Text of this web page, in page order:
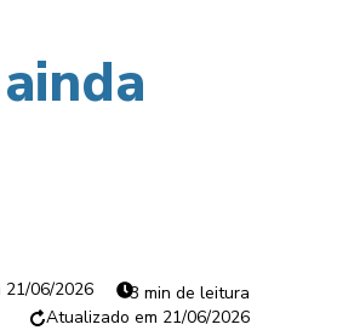
21/06/2026
3 min de leitura
21/06/2026